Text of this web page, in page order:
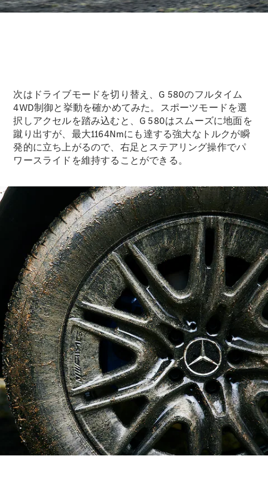
メルセデス
の電気自動
車を選ぶ理
由
サービス入
ト
メンテナン
ス＆リペア
故障や事故
の際のサポ
ート
保険
Mercedes-
Benz Rent
Mercedes-
Benz アプリ
各種リクエ
スト/お問
い合わせ
取扱説明書
次はドライブモードを切り替え、G 580のフルタイム
4WD制御と挙動を確かめてみた。スポーツモードを選
択しアクセルを踏み込むと、G 580はスムーズに地面を
蹴り出すが、最大1164Nmにも達する強大なトルクが瞬
発的に立ち上がるので、右足とステアリング操作でパ
ワースライドを維持することができる。